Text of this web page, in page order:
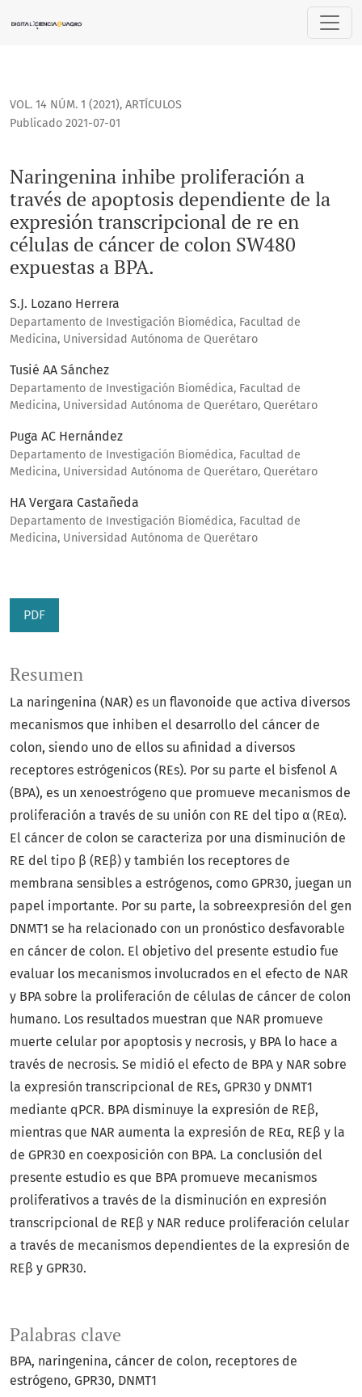
Naringenina inhibe proliferación a través de apoptosis
VOL. 14 NÚM. 1 (2021), ARTÍCULOS
Naringenina inhibe proliferación a
través de apoptosis dependiente de la
expresión transcripcional de re en
células de cáncer de colon SW480
expuestas a BPA.
Publicado 2021-07-01
S.J. Lozano Herrera
Departamento de Investigación Biomédica, Facultad de
Medicina, Universidad Autónoma de Querétaro
Tusié AA Sánchez
Departamento de Investigación Biomédica, Facultad de
Medicina, Universidad Autónoma de Querétaro, Querétaro
Puga AC Hernández
Departamento de Investigación Biomédica, Facultad de
Medicina, Universidad Autónoma de Querétaro, Querétaro
HA Vergara Castañeda
Departamento de Investigación Biomédica, Facultad de
Medicina, Universidad Autónoma de Querétaro
PDF
Palabras clave
BPA naringenina cáncer de colon receptores de
estrógeno GPR30 DNMT1
Resumen
La naringenina (NAR) es un flavonoide que activa diversos
mecanismos que inhiben el desarrollo del cáncer de
colon, siendo uno de ellos su afinidad a diversos
receptores estrógenicos (REs). Por su parte el bisfenol A
(BPA), es un xenoestrógeno que promueve mecanismos de
proliferación a través de su unión con RE del tipo α (REα).
El cáncer de colon se caracteriza por una disminución de
RE del tipo β (REβ) y también los receptores de
membrana sensibles a estrógenos, como GPR30, juegan un
papel importante. Por su parte, la sobreexpresión del gen
DNMT1 se ha relacionado con un pronóstico desfavorable
en cáncer de colon. El objetivo del presente estudio fue
evaluar los mecanismos involucrados en el efecto de NAR
y BPA sobre la proliferación de células de cáncer de colon
humano. Los resultados muestran que NAR promueve
muerte celular por apoptosis y necrosis, y BPA lo hace a
través de necrosis. Se midió el efecto de BPA y NAR sobre
la expresión transcripcional de REs, GPR30 y DNMT1
mediante qPCR. BPA disminuye la expresión de REβ,
mientras que NAR aumenta la expresión de REα, REβ y la
de GPR30 en coexposición con BPA. La conclusión del
presente estudio es que BPA promueve mecanismos
proliferativos a través de la disminución en expresión
transcripcional de REβ y NAR reduce proliferación celular
a través de mecanismos dependientes de la expresión de
REβ y GPR30.